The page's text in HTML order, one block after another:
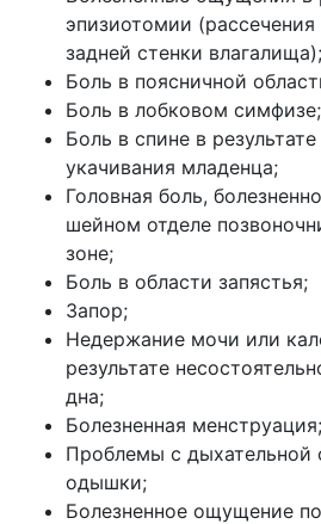
эпизиотомии
задней стенки влагалища);
Боль в поясничной
Боль в лобковом симфизе;
Боль в спине в
укачивания младенца;
Головная боль,
шейном отделе
зоне;
Боль в области запястья;
Запор;
Недержание мочи или
результате
дна;
Болезненная менструация;
Проблемы с дыхательной
одышки;
Болезненное ощущение